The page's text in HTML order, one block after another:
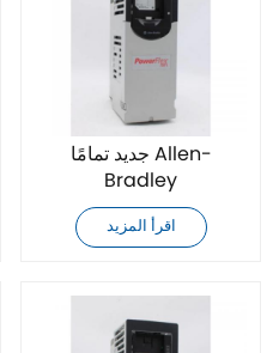
جديد تمامًا Allen-
Bradley
20F11NC2P1AA0NNNNN
محرك تردد متغير للتيار
اقرأ المزيد